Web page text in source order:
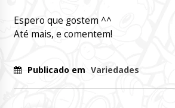
Espero que gostem ^^
Até mais, e comentem!
Publicado em Variedades